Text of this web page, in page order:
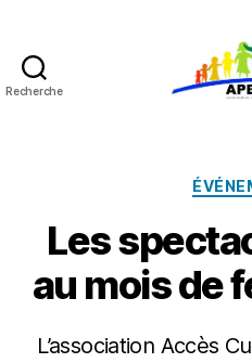
Recherche
Les
au mois de
L’association Accès